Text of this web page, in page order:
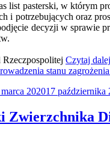
list pasterski, w którym
i potrzebujących oraz
decyzji w sprawie
Czytaj dalej
stanu
202017 października
Zwierzchnika